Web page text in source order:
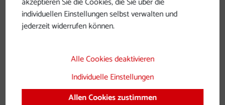
individuellen Einstellungen selbst verwalten und
jederzeit widerrufen können.
Alle Cookies deaktivieren
Individuelle Einstellungen
Allen Cookies zustimmen